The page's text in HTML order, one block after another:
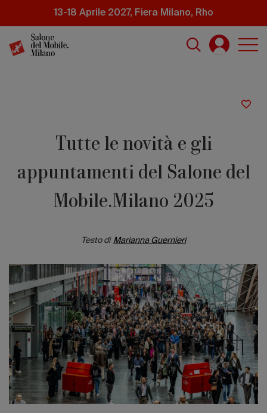
principale
13-18 Aprile 2027, Fiera Milano, Rho
Edizione
Tutte le novità e gli
appuntamenti del Salone del
Mobile.Milano 2025
Testo di Marianna Guernieri